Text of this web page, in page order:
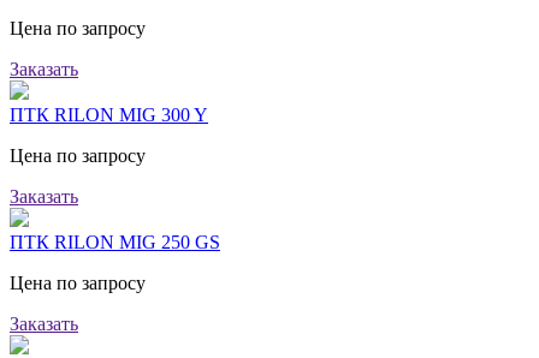
Цена по запросу
Заказать
ПТК RILON MIG 300 Y
Цена по запросу
Заказать
ПТК RILON MIG 250 GS
Цена по запросу
Заказать